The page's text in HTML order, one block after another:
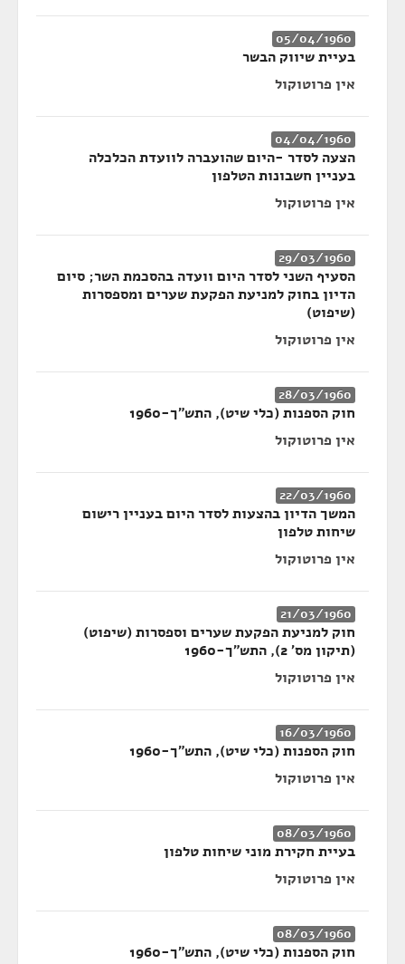
05/04/1960
בעיית שיווק הבשר
אין פרוטוקול
04/04/1960
הצעה לסדר -היום שהועברה לוועדת הכלכלה
בעניין חשבונות הטלפון
אין פרוטוקול
29/03/1960
הסעיף השני לסדר היום וועדה בהסכמת השר; סיום
הדיון בחוק למניעת הפקעת שערים ומספסרות
(שיפוט)
אין פרוטוקול
28/03/1960
חוק הספנות (כלי שיט), התש"ך-1960
אין פרוטוקול
22/03/1960
המשך הדיון בהצעות לסדר היום בעניין רישום
שיחות טלפון
אין פרוטוקול
21/03/1960
חוק למניעת הפקעת שערים וספסרות (שיפוט)
(תיקון מס' 2), התש"ך-1960
אין פרוטוקול
16/03/1960
חוק הספנות (כלי שיט), התש"ך-1960
אין פרוטוקול
08/03/1960
בעיית חקירת מוני שיחות טלפון
אין פרוטוקול
08/03/1960
חוק הספנות (כלי שיט), התש"ך-1960